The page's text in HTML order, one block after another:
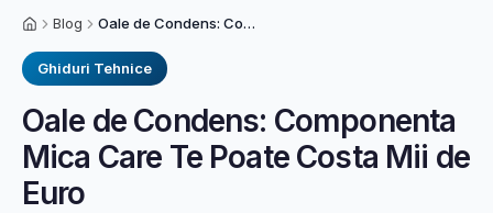
AcasăBlog Oale de Condens: Componenta Mica Care Te Poate Costa Mii de Euro
Ghiduri Tehnice
Oale de Condens: Componenta
Mica Care Te Poate Costa Mii de
Euro